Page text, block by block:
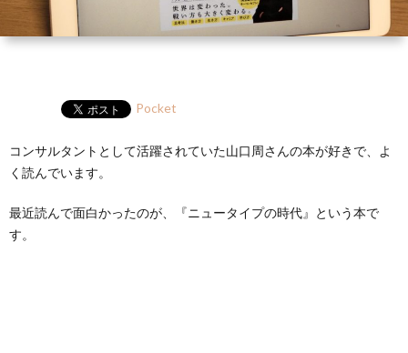
Pocket
コンサルタントとして活躍されていた山口周さんの本が好きで、よ
く読んでいます。
最近読んで面白かったのが、『ニュータイプの時代』という本で
す。